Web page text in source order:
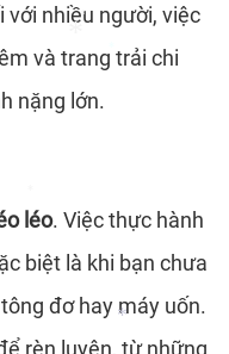
*
*
*
với nhiều người, việc
và trang trải chi
nặng lớn.
léo. Việc thực hành
biệt là khi bạn chưa
đơ hay máy uốn.
rèn luyện, từ những